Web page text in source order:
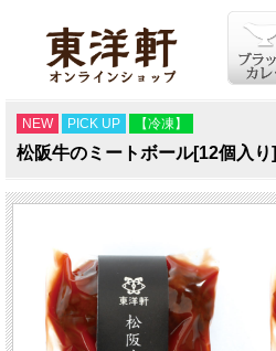
NEW PICK UP 【冷凍】
松阪牛のミートボール[12個入り]